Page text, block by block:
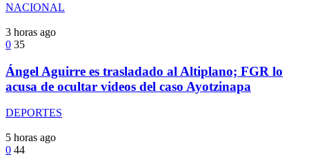
NACIONAL
3 horas ago
0 35
Ángel Aguirre es trasladado al Altiplano; FGR lo
acusa de ocultar videos del caso Ayotzinapa
DEPORTES
5 horas ago
0 44